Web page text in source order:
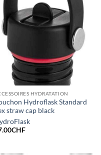
HYDRATATION
Hydroflask Standard
straw cap black
CHF